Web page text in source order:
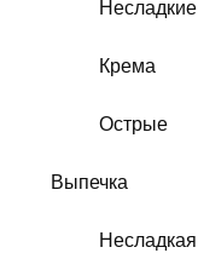
Несладкие
Крема
Острые
Выпечка
Несладкая